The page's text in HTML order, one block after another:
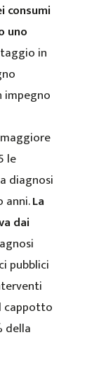
consumi
uno
in
impegno
le
diagnosi
anni.La
dai
pubblici
cappotto
della